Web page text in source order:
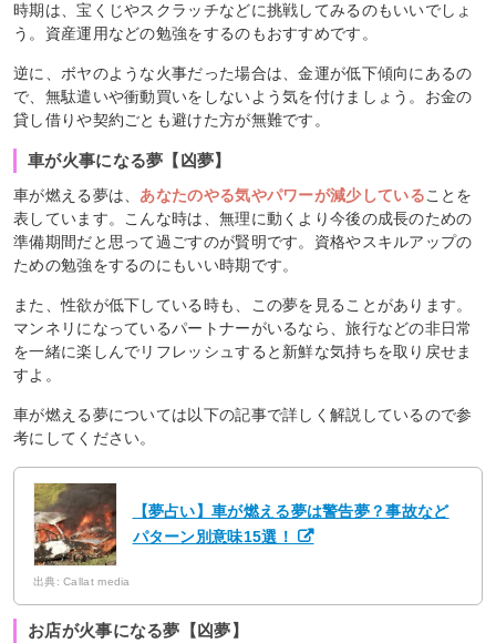
時期は、宝くじやスクラッチなどに挑戦してみるのもいいでしょ
う。資産運用などの勉強をするのもおすすめです。
逆に、ボヤのような火事だった場合は、金運が低下傾向にあるの
で、無駄遣いや衝動買いをしないよう気を付けましょう。お金の
貸し借りや契約ごとも避けた方が無難です。
車が火事になる夢【凶夢】
車が燃える夢は、あなたのやる気やパワーが減少していることを
表しています。こんな時は、無理に動くより今後の成長のための
準備期間だと思って過ごすのが賢明です。資格やスキルアップの
ための勉強をするのにもいい時期です。
また、性欲が低下している時も、この夢を見ることがあります。
マンネリになっているパートナーがいるなら、旅行などの非日常
を一緒に楽しんでリフレッシュすると新鮮な気持ちを取り戻せま
すよ。
車が燃える夢については以下の記事で詳しく解説しているので参
考にしてください。
【夢占い】車が燃える夢は警告夢？事故など
パターン別意味15選！
出典: Callat media
お店が火事になる夢【凶夢】